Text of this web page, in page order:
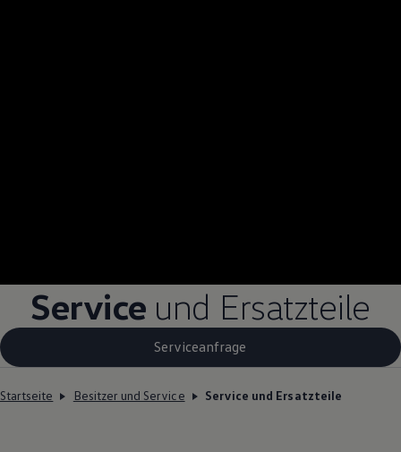
Service und Ersatzteile
Serviceanfrage
Startseite Besitzer und Service Service und Ersatzteile